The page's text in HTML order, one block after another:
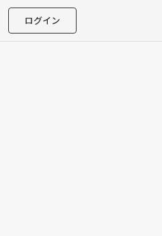
ログイン